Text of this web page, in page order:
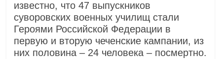
известно, что 47 выпускников
суворовских военных училищ стали
Героями Российской Федерации в
первую и вторую чеченские кампании, из
них половина – 24 человека – посмертно.